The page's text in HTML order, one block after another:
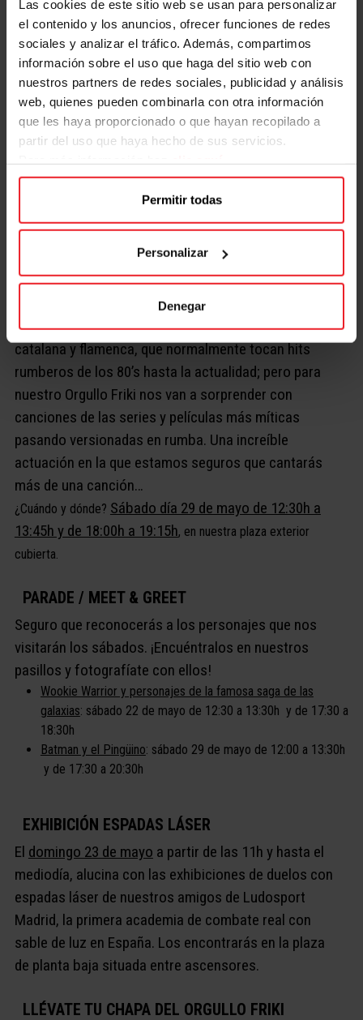
Las cookies de este sitio web se usan para personalizar
el contenido y los anuncios, ofrecer funciones de redes
sociales y analizar el tráfico. Además, compartimos
información sobre el uso que haga del sitio web con
nuestros partners de redes sociales, publicidad y análisis
web, quienes pueden combinarla con otra información
que les haya proporcionado o que hayan recopilado a
partir del uso que haya hecho de sus servicios.
Permitir todas
Personalizar
Denegar
12:45h y de 13:00h a 13:45h,en nuestra plaza exterior
cubierta.
Laura Pastor
Cantante y actriz de doblaje. Al oir su voz seguro que
te resulta muy familiar, ya que Laura es quién pone la
voz de Hermione Granger de Harry Potter y de Anna
Disney interpretadas por Laura te dejarán con la boca
¿Cuándo y dónde?Domingo 30 de mayo de 12:00h a
12:45h y de 13:00h a 13:45h, en nuestra plaza exterior
cubierta.
Los Desmadraos Rumba son un grupo de rumba
catalana y flamenca, que normalmente tocan hits
rumberos de los 80’s hasta la actualidad; pero para
nuestro Orgullo Friki nos van a sorprender con
canciones de las series y películas más míticas
pasando versionadas en rumba. Una increíble
actuación en la que estamos seguros que cantarás
más de una canción…
¿Cuándo y dónde? Sábado día 29 de mayo de 12:30h a
13:45h y de 18:00h a 19:15h, en nuestra plaza exterior
cubierta.
PARADE / MEET & GREET
Seguro que reconocerás a los personajes que nos
visitarán los sábados. ¡Encuéntralos en nuestros
pasillos y fotografíate con ellos!
Wookie Warrior y personajes de la famosa saga de las
galaxias: sábado 22 de mayo de 12:30 a 13:30h y de 17:30 a
18:30h
Batman y el Pingüino: sábado 29 de mayo de 12:00 a 13:30h
y de 17:30 a 20:30h
EXHIBICIÓN ESPADAS LÁSER
El domingo 23 de mayo a partir de las 11h y hasta el
mediodía, alucina con las exhibiciones de duelos con
espadas láser de nuestros amigos de Ludosport
Madrid, la primera academia de combate real con
sable de luz en España. Los encontrarás en la plaza
de planta baja situada entre ascensores.
LLÉVATE TU CHAPA DEL ORGULLO FRIKI